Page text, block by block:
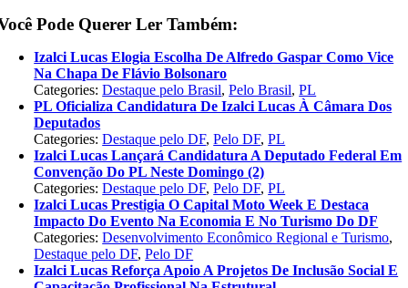
Pode Querer Ler Também:
Izalci Lucas Elogia Escolha De Alfredo Gaspar Como Vice
Na Chapa De Flávio Bolsonaro
Categories:Destaque pelo Brasil,Pelo Brasil,PL
PL Oficializa Candidatura De Izalci Lucas À Câmara Dos
Deputados
Categories:Destaque pelo DF,Pelo DF,PL
Izalci Lucas Lançará Candidatura A Deputado Federal Em
Convenção Do PL Neste Domingo (2)
Categories:Destaque pelo DF,Pelo DF,PL
Izalci Lucas Prestigia O Capital Moto Week E Destaca
Impacto Do Evento Na Economia E No Turismo Do DF
Categories:Desenvolvimento Econômico Regional e Turismo,
Destaque pelo DF,Pelo DF
Izalci Lucas Reforça Apoio A Projetos De Inclusão Social E